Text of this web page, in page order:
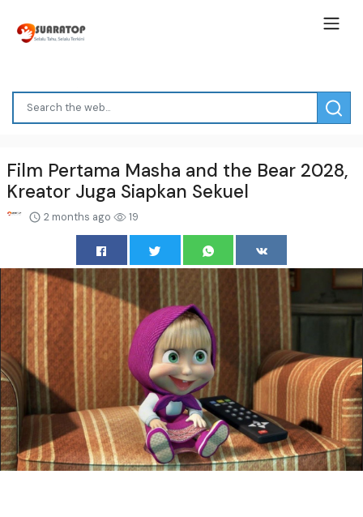
Film Pertama Masha and the Bear 2028,
Kreator Juga Siapkan Sekuel
2 months ago 19